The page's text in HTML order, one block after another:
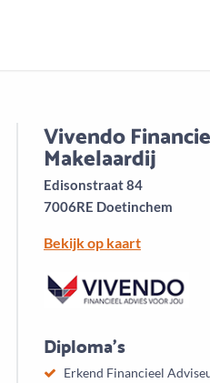
Plan een gratis 1e
Vivendo
Makelaardij
Edisonstraat 84
7006RE Doetinchem
Bekijk op kaart
Diploma's
Erkend Financieel